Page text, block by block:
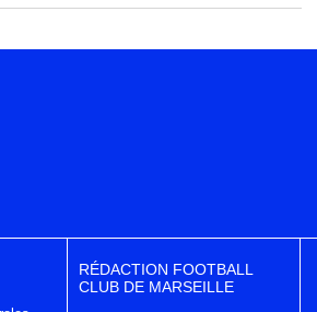
RÉDACTION FOOTBALL
CLUB DE MARSEILLE